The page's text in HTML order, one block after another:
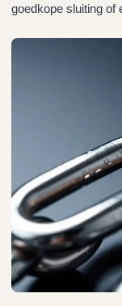
goedkope sluiting of